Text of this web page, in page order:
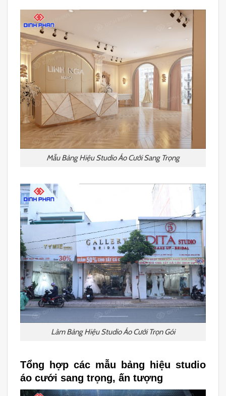
Mẫu Bảng Hiệu Studio Áo Cưới Sang Trọng
Làm Bảng Hiệu Studio Áo Cưới Trọn Gói
Tổng hợp các mẫu bảng hiệu studio
áo cưới sang trọng, ấn tượng